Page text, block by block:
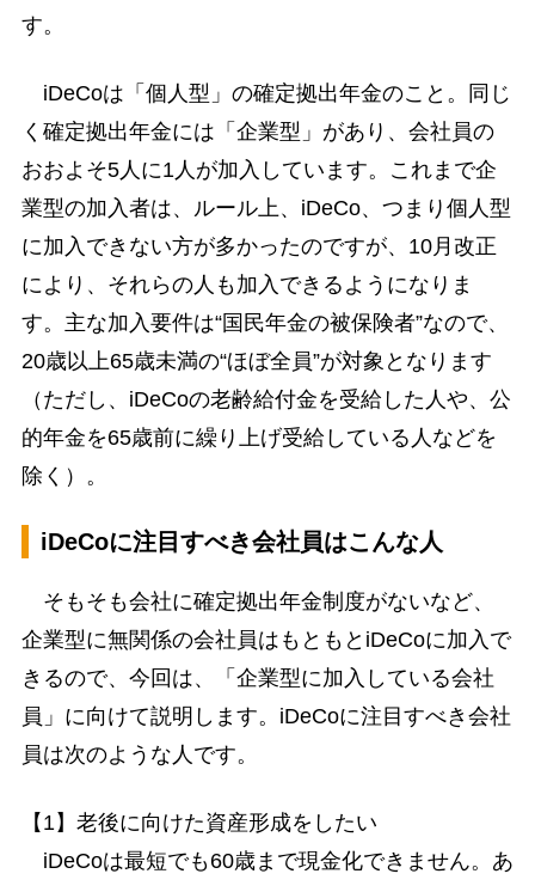
す。
iDeCoは「個人型」の確定拠出年金のこと。同じ
く確定拠出年金には「企業型」があり、会社員の
おおよそ5人に1人が加入しています。これまで企
業型の加入者は、ルール上、iDeCo、つまり個人型
に加入できない方が多かったのですが、10月改正
により、それらの人も加入できるようになりま
す。主な加入要件は“国民年金の被保険者”なので、
20歳以上65歳未満の“ほぼ全員”が対象となります
（ただし、iDeCoの老齢給付金を受給した人や、公
的年金を65歳前に繰り上げ受給している人などを
除く）。
iDeCoに注目すべき会社員はこんな人
そもそも会社に確定拠出年金制度がないなど、
企業型に無関係の会社員はもともとiDeCoに加入で
きるので、今回は、「企業型に加入している会社
員」に向けて説明します。iDeCoに注目すべき会社
員は次のような人です。
【1】老後に向けた資産形成をしたい
iDeCoは最短でも60歳まで現金化できません。あ